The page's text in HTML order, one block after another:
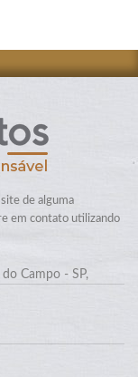
de alguma
em contato utilizando
Campo - SP,